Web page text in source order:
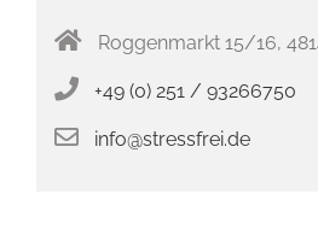
Roggenmarkt 15/16,
+49 (0) 251 / 93266750
info@stressfrei.de